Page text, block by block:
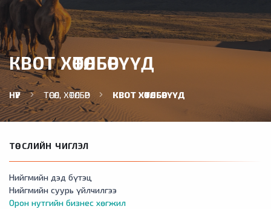
КВОТ ХӨТӨЛБӨРҮҮД
НҮҮР ТӨСӨЛ, ХӨТӨЛБӨР КВОТ ХӨТӨЛБӨРҮҮД
ТӨСЛИЙН ЧИГЛЭЛ
Нийгмийн дэд бүтэц
Нийгмийн суурь үйлчилгээ
Орон нутгийн бизнес хөгжил